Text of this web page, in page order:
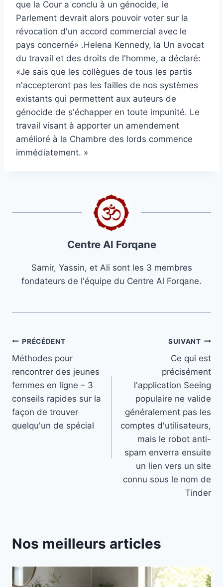
que la Cour a conclu à un génocide, le
Parlement devrait alors pouvoir voter sur la
révocation d'un accord commercial avec le
pays concerné» .Helena Kennedy, la Un avocat
du travail et des droits de l'homme, a déclaré:
«Je sais que les collègues de tous les partis
n'accepteront pas les failles de nos systèmes
existants qui permettent aux auteurs de
génocide de s'échapper en toute impunité. Le
travail visant à apporter un amendement
amélioré à la Chambre des lords commence
immédiatement. »
Centre Al Forqane
Samir, Yassin, et Ali sont les 3 membres
fondateurs de l'équipe du Centre Al Forqane.
Navigation
de
l’article
PRÉCÉDENT
Méthodes pour
rencontrer des jeunes
femmes en ligne – 3
conseils rapides sur la
façon de trouver
quelqu'un de spécial
SUIVANT
Ce qui est
précisément
l'application Seeing
populaire ne valide
généralement pas les
comptes d'utilisateurs,
mais le robot anti-
spam enverra ensuite
un lien vers un site
connu sous le nom de
Tinder
Nos meilleurs articles